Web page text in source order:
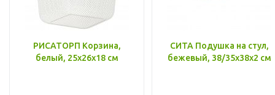
РИСАТОРП Корзина,
белый, 25x26x18 см
СИТА Подушка на стул,
бежевый, 38/35x38x2 см